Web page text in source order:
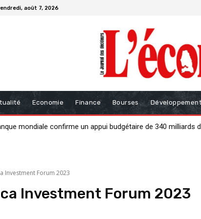
août 7, 2026
Economie Finance Bourses Développement
mondiale confirme un appui budgétaire de 340 milliards de
de FCFA de la BAD pour renforcer la gouvernance des
Investment Forum 2023
Investment Forum 2023